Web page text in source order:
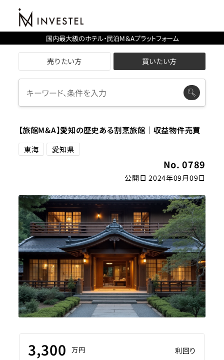
国内最大級のホテル・民泊M＆Aプラットフォーム
売りたい方 買いたい方
【旅館M&A】愛知の歴史ある割烹旅館｜収益物件売買
東海 愛知県
No. 0789
公開日 2024年09月09日
3,300 万円
利回り